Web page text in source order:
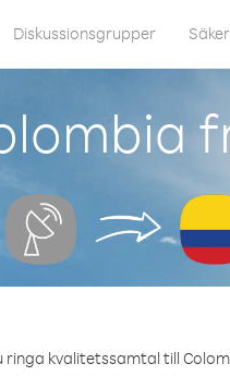
Diskussionsgrupper
ringa kvalitetssamtal till